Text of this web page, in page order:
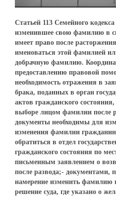
Статьей 113 Семейного
изменившее свою фамилию в
имеет право после
именоваться этой фамилией
добрачную фамилию.
предоставлению правовой
необходимость отражения в
брака, поданных в орган
актов гражданского
выборе лицом фамилии после
документы необходимы для
изменения фамилии
обратиться в отдел
гражданского состояния по
письменным заявлением о
после развода;-
намерение изменить фамилию
решение суда, где указано о